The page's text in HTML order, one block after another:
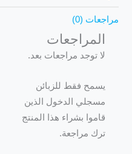
مراجعات (0)
المراجعات
لا توجد مراجعات بعد.
يسمح فقط للزبائن
مسجلي الدخول الذين
قاموا بشراء هذا المنتج
ترك مراجعة.